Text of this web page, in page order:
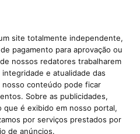
site totalmente independente,
pagamento para aprovação ou
nossos redatores trabalharem
e atualidade das
nosso conteúdo pode ficar
Sobre as publicidades,
é exibido em nosso portal,
por serviços prestados por
de anúncios.